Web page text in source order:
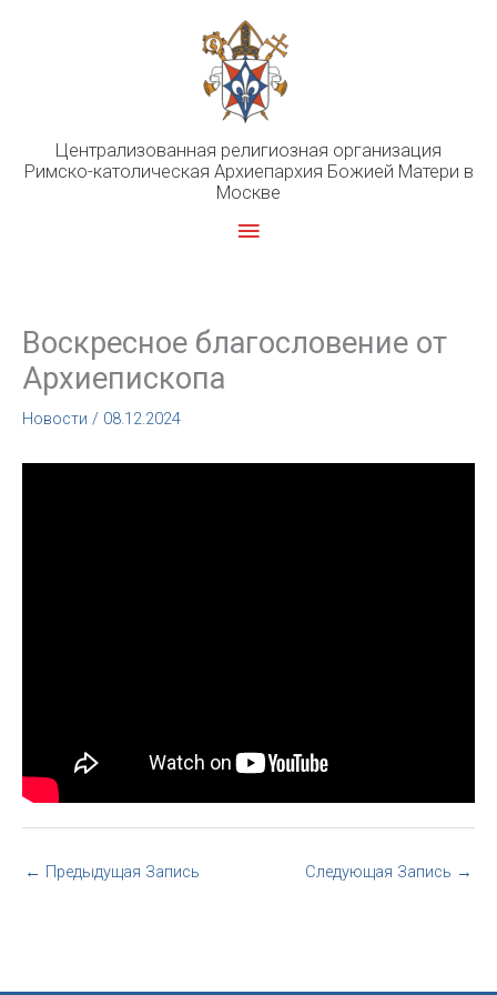
Централизованная религиозная организация
Римско-католическая Архиепархия Божией Матери в
Москве
Главное
Воскресное благословение от
Архиепископа
Новости / 08.12.2024
← Предыдущая Запись Следующая Запись →